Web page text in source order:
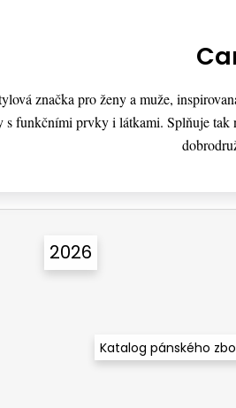
značka pro ženy a muže,
funkčními prvky i látkami. Splňuje tak
2026
Katalog pánského